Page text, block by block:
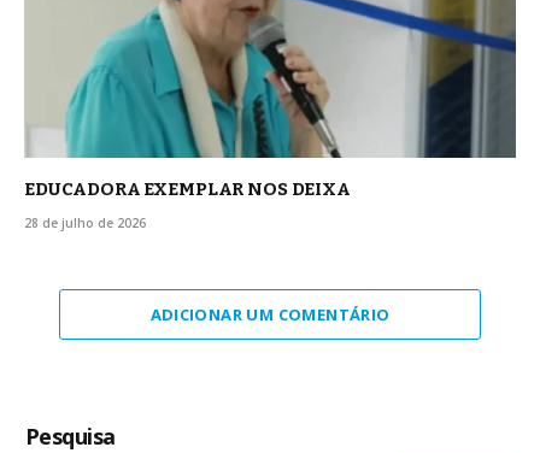
EDUCADORA EXEMPLAR NOS DEIXA
28 de julho de 2026
ADICIONAR UM COMENTÁRIO
Pesquisa